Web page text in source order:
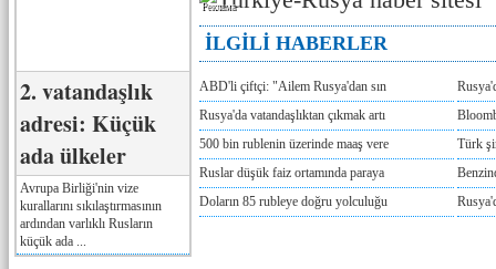
2. vatandaşlık
adresi: Küçük
ada ülkeler
Avrupa Birliği'nin vize
kurallarını sıkılaştırmasının
ardından varlıklı Rusların
küçük ada ...
Реклама
İLGİLİ HABERLER
ABD'li çiftçi: "Ailem Rusya'dan sın
Rusya'da vatandaşlıktan çıkmak artı
500 bin rublenin üzerinde maaş vere
Türk
Ruslar düşük faiz ortamında paraya
Doların 85 rubleye doğru yolculuğu